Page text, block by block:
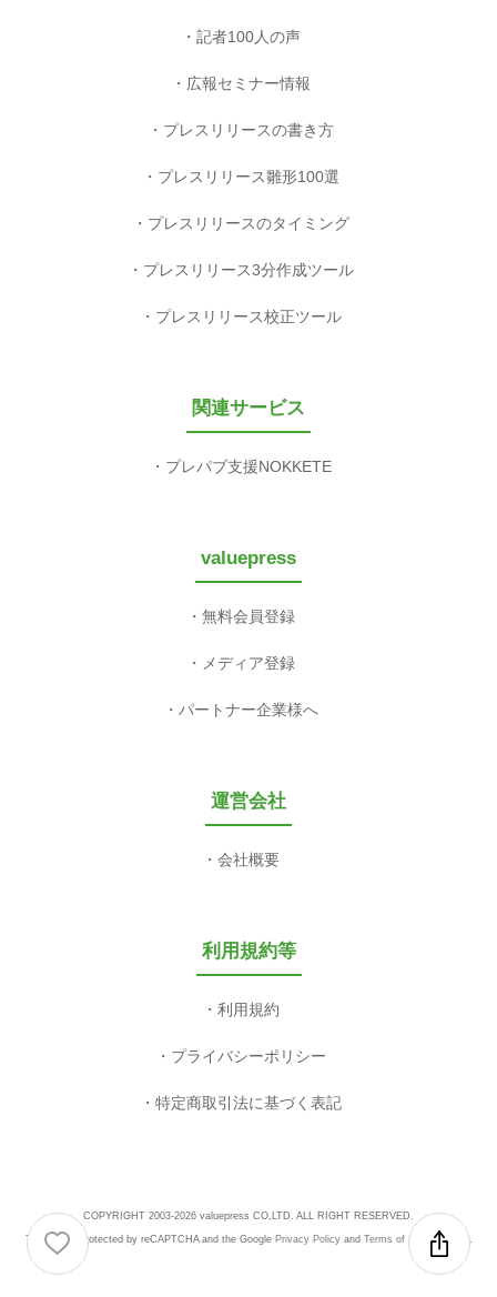
記者100人の声
広報セミナー情報
プレスリリースの書き方
プレスリリース雛形100選
プレスリリースのタイミング
プレスリリース3分作成ツール
プレスリリース校正ツール
関連サービス
プレパブ支援NOKKETE
valuepress
無料会員登録
メディア登録
パートナー企業様へ
運営会社
会社概要
利用規約等
利用規約
プライバシーポリシー
特定商取引法に基づく表記
COPYRIGHT 2003-2026 valuepress CO,LTD. ALL RIGHT RESERVED.
This site is protected by reCAPTCHA and the Google Privacy Policyand Terms of Serviceapply.